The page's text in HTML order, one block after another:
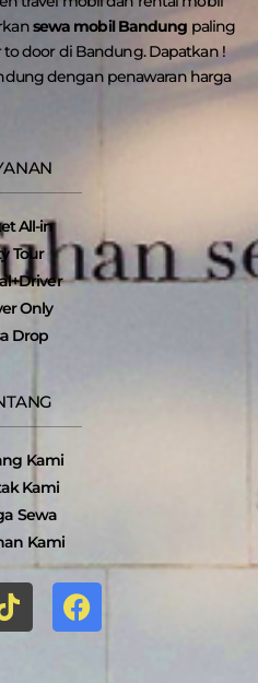
sewa mobil Bandung paling
door di Bandung. Dapatkan !
dengan penawaran harga
All-in
Tour
Only
Drop
Kami
Kami
Sewa
Kami
T
i
k
F
a
c